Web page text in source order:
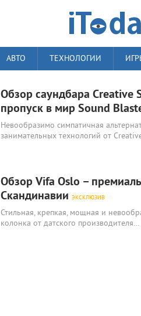
АВТО ТЕХНОЛОГИИ
Обзор саундбара Creative
пропуск в мир Sound
Невообразимо симпатичная
занимательных технологий от
Обзор Vifa Oslo –
Скандинавии ЭКСКЛЮЗИВ
Стильная, крепкая, мощная и
колонка от датского производителя…